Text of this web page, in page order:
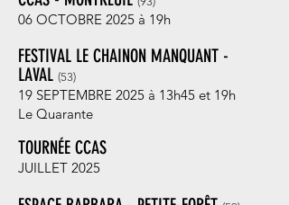
06 OCTOBRE 2025 à 19h
FESTIVAL LE CHAINON MANQUANT -
LAVAL (53)
19 SEPTEMBRE 2025 à 13h45 et 19h
Le Quarante
TOURNÉE CCAS
JUILLET 2025